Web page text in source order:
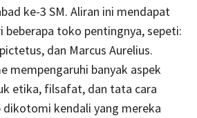
ke-3 SM. Aliran ini mendapat
beberapa toko pentingnya, sepeti:
dan Marcus Aurelius.
mempengaruhi banyak aspek
etika, filsafat, dan tata cara
dikotomi kendali yang mereka